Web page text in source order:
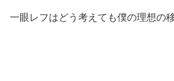
一眼レフはどう考えても僕の理想の